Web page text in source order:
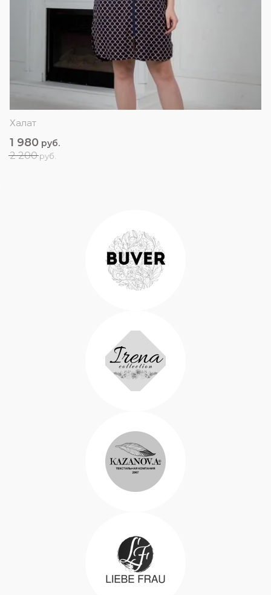
Халат
2 200руб.
1 980 руб.